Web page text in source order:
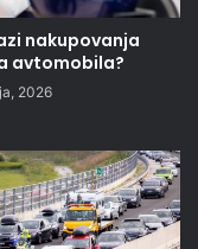
nakupovanja
avtomobila?
2026